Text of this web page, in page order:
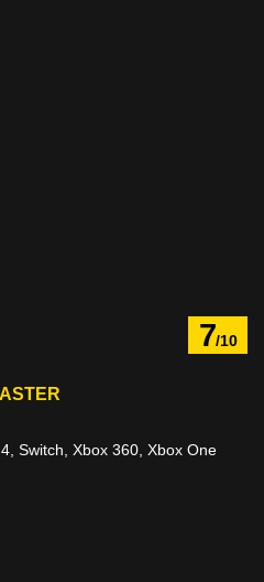
7/10
Switch, Xbox 360, Xbox One